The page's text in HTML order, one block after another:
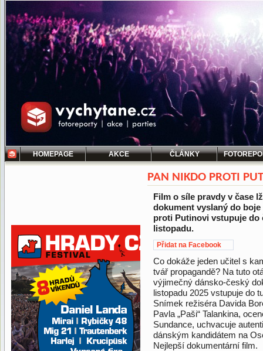
HOMEPAGE AKCE ČLÁNKY
PAN NIKDO PROTI
Film o síle pravdy v čase
dokument vyslaný do
proti Putinovi vstupuje do
listopadu.
Přidat na Facebook
Co dokáže jeden učitel s
tvář propagandě? Na tuto
výjimečný dánsko-český
listopadu 2025 vstupuje do
Snímek režiséra Davida
Pavla „Paši“ Talankina,
Sundance, uchvacuje
dánským kandidátem na
Nejlepší dokumentární film.